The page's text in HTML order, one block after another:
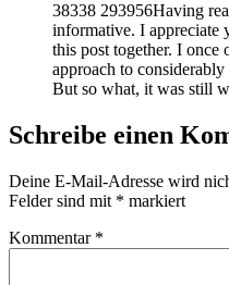
38338 293956Having
informative. I appreciate
this post together. I once
approach to
But so what, it was still
Schreibe einen
Deine E-Mail-Adresse wird
Felder sind mit * markiert
Kommentar *